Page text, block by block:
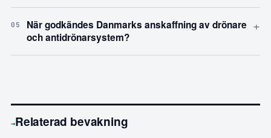
05
När godkändes Danmarks anskaffning av drönare
och antidrönarsystem?
+
→Relaterad bevakning